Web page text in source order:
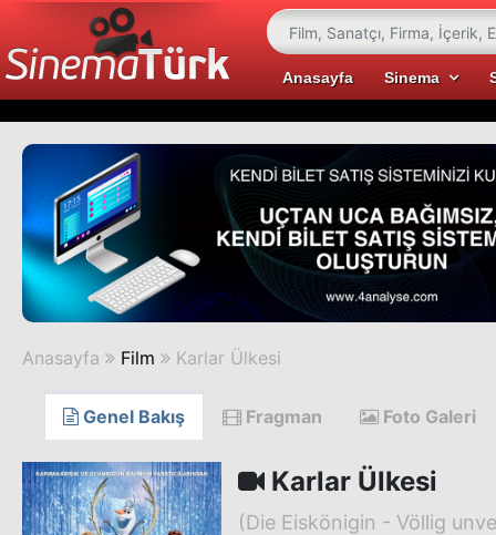
Anasayfa Sinema
Anasayfa Film Karlar Ülkesi
Genel Bakış Fragman Foto Galeri
Karlar Ülkesi
(Die Eiskönigin - Völlig